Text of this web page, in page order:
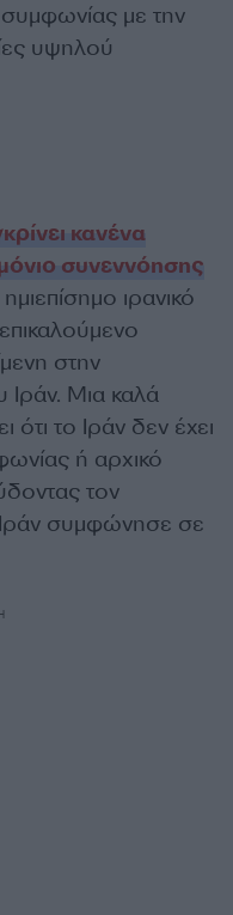
με την
υψηλού
κανένα
συνεννόησης
ιρανικό
στην
Ιράν. Μια καλά
το Ιράν δεν έχει
ή αρχικό
τον
Ιράν συμφώνησε σε